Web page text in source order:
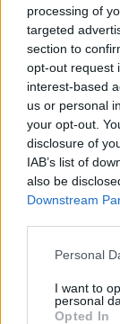
processing of
targeted
section to
opt-out request
interest-based
us or personal
your opt-out.
disclosure of
IAB’s list of
also be
Downstream
Personal
I want to
personal
Opted In
ΕΠΙΧΕΙΡΗΣΕΙΣ
Τι είναι
οποίο
του κραγιόν»
αγορές, όπως τα
ψυχολογικής